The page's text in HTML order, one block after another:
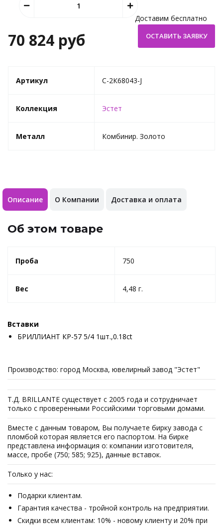
70 824 руб
Доставим бесплатно
Артикул C-2К68043-J
Коллекция Эстет
Металл Комбинир. Золото
Описание О Компании Доставка и оплата
Об этом товаре
Проба 750
Вес 4,48 г.
Вставки
БРИЛЛИАНТ КР-57 5/4 1шт.,0.18ct
Производство: город Москва, ювелирный завод "Эстет"
Т.Д. BRILLANTE существует с 2005 года и сотрудничает
только с проверенными Российскими торговыми домами.
Вместе с данным товаром, Вы получаете бирку завода с
пломбой которая является его паспортом. На бирке
представлена информация о: компании изготовителя,
массе, пробе (750; 585; 925), данные вставок.
Только у нас:
Подарки клиентам.
Гарантия качества - тройной контроль на предприятии.
Скидки всем клиентам: 10% - новому клиенту и 20% при